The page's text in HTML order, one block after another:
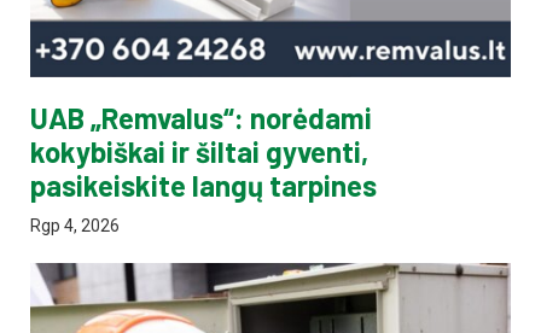
UAB „Remvalus“: norėdami
kokybiškai ir šiltai gyventi,
pasikeiskite langų tarpines
Rgp 4, 2026